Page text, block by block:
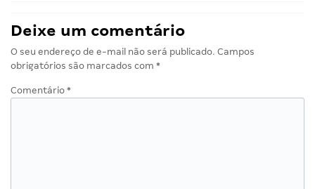
Deixe um comentário
O seu endereço de e-mail não será publicado. Campos
obrigatórios são marcados com *
Comentário *